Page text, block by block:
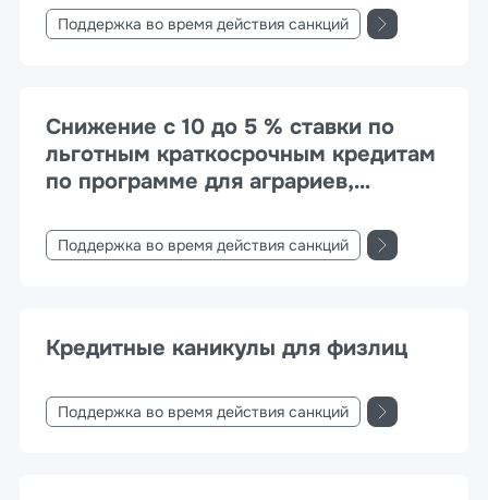
Поддержка во время действия санкций
Снижение с 10 до 5 % ставки по
льготным краткосрочным кредитам
по программе для аграриев,
переработкой сельхозпродукции
Поддержка во время действия санкций
Кредитные каникулы для физлиц
Поддержка во время действия санкций